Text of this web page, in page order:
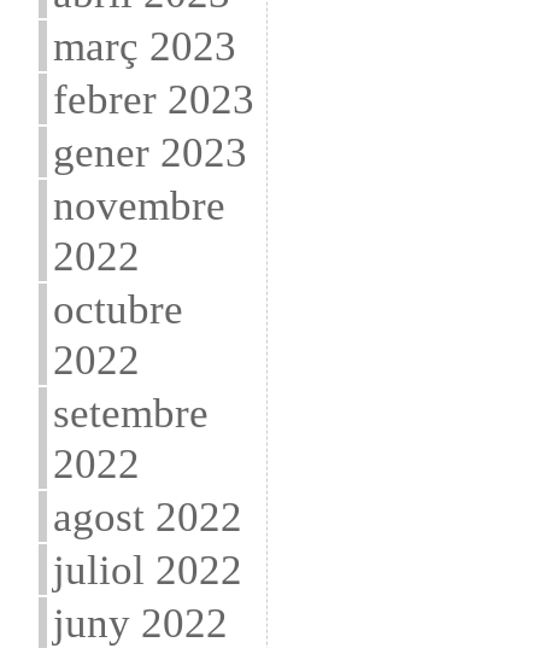
març 2023
febrer 2023
gener 2023
novembre
2022
octubre
2022
setembre
2022
agost 2022
juliol 2022
juny 2022